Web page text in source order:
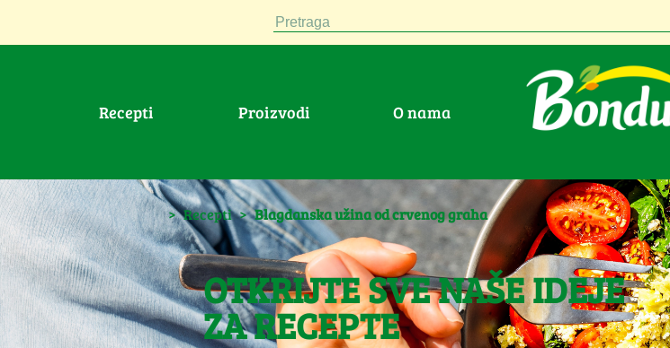
Pretraga
Recepti Proizvodi O nama
> Recepti > Blagdanska užina od crvenog graha
OTKRIJTE SVE NAŠE IDEJE
ZA RECEPTE